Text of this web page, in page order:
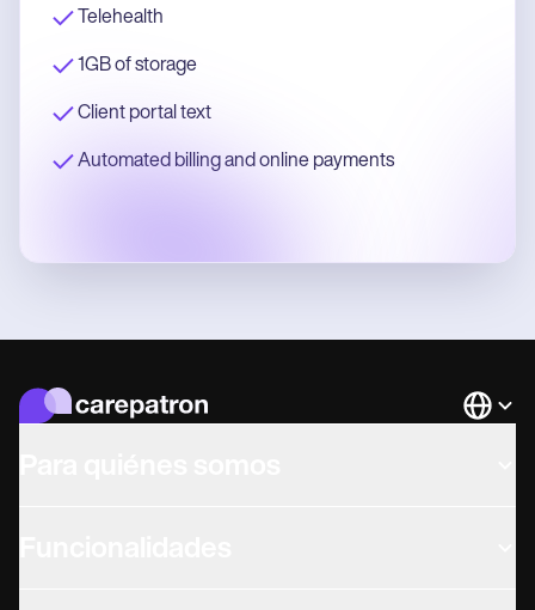
Telehealth
1GB of storage
Client portal text
Automated billing and online payments